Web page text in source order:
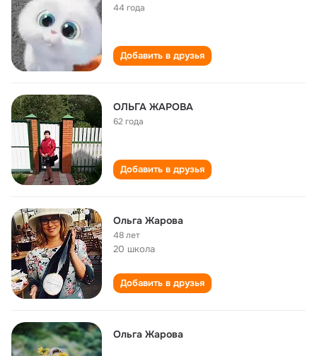
44 года
Добавить в друзья
ОЛЬГА ЖАРОВА
62 года
Добавить в друзья
Ольга Жарова
48 лет
20 школа
Добавить в друзья
Ольга Жарова